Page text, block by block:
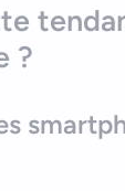
?